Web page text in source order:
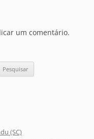
um comentário.
(SC)